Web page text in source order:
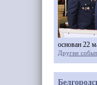
основан 22
Другие